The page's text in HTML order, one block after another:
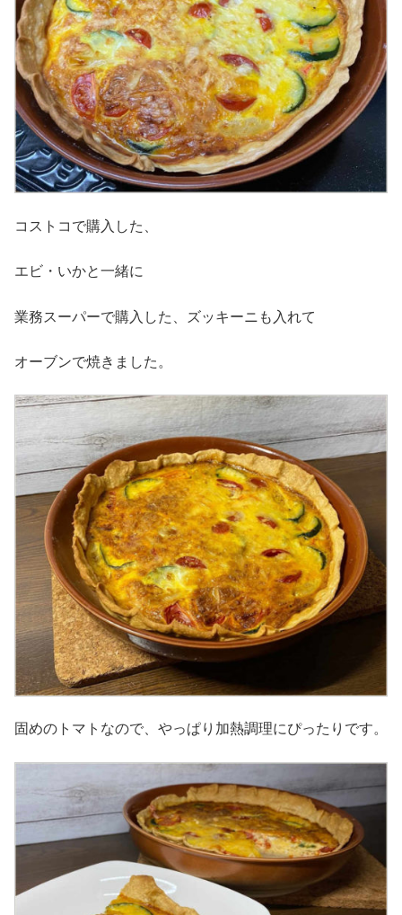
コストコで購入した、
エビ・いかと一緒に
業務スーパーで購入した、ズッキーニも入れて
オーブンで焼きました。
固めのトマトなので、やっぱり加熱調理にぴったりです。